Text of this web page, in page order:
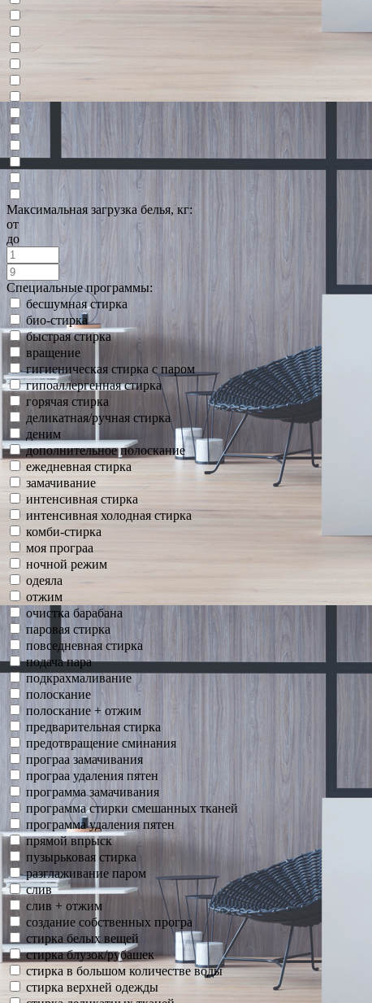
Максимальная загрузка белья, кг:
от
до
Специальные программы:
бесшумная стирка
био-стирка
быстрая стирка
вращение
гигиеническая стирка с паром
гипоаллергенная стирка
горячая стирка
деликатная/ручная стирка
деним
дополнительное полоскание
ежедневная стирка
замачивание
интенсивная стирка
интенсивная холодная стирка
комби-стирка
моя програа
ночной режим
одеяла
отжим
очистка барабана
паровая стирка
повседневная стирка
подача пара
подкрахмаливание
полоскание
полоскание + отжим
предварительная стирка
предотвращение сминания
програа замачивания
програа удаления пятен
программа замачивания
программа стирки смешанных тканей
программа удаления пятен
прямой впрыск
пузырьковая стирка
разглаживание паром
слив
слив + отжим
создание собственных програ
стирка белых вещей
стирка блузок/рубашек
стирка в большом количестве воды
стирка верхней одежды